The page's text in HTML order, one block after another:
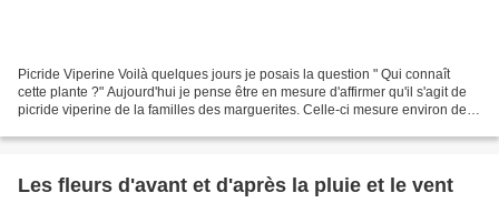
Picride Viperine Voilà quelques jours je posais la question " Qui connaît
cette plante ?" Aujourd'hui je pense être en mesure d'affirmer qu'il s'agit de
picride viperine de la familles des marguerites. Celle-ci mesure environ deux
Les fleurs d'avant et d'après la pluie et le vent